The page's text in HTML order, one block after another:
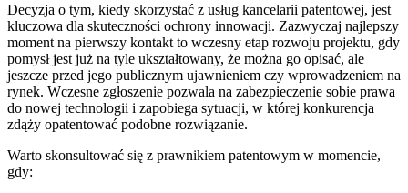
Decyzja o tym, kiedy skorzystać z usług kancelarii patentowej, jest
kluczowa dla skuteczności ochrony innowacji. Zazwyczaj najlepszy
moment na pierwszy kontakt to wczesny etap rozwoju projektu, gdy
pomysł jest już na tyle ukształtowany, że można go opisać, ale
jeszcze przed jego publicznym ujawnieniem czy wprowadzeniem na
rynek. Wczesne zgłoszenie pozwala na zabezpieczenie sobie prawa
do nowej technologii i zapobiega sytuacji, w której konkurencja
zdąży opatentować podobne rozwiązanie.
Warto skonsultować się z prawnikiem patentowym w momencie,
gdy: